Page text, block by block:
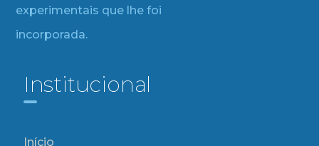
experimentais que lhe foi
incorporada.
Institucional
Início